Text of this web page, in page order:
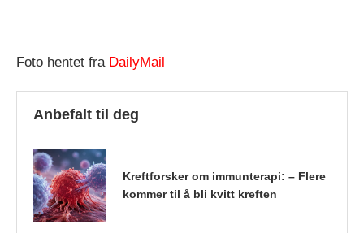
Foto hentet fra DailyMail
Anbefalt til deg
Kreftforsker om immunterapi: – Flere
kommer til å bli kvitt kreften